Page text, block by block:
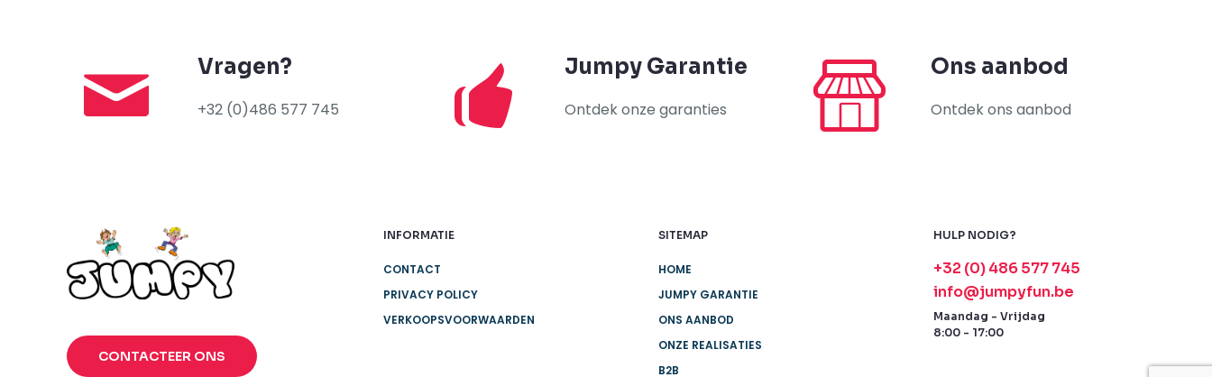
Vragen?
+32 (0)486 577 745
Jumpy Garantie
Ontdek onze garanties
Ons aanbod
Ontdek ons aanbod
CONTACTEER ONS
INFORMATIE
CONTACT
PRIVACY POLICY
VERKOOPSVOORWAARDEN
SITEMAP
HOME
JUMPY GARANTIE
ONS AANBOD
ONZE REALISATIES
B2B
HULP NODIG?
+32 (0) 486 577 745
info@jumpyfun.be
Maandag - Vrijdag
8:00 - 17:00